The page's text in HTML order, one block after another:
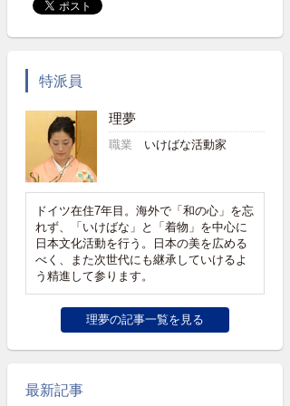
特派員
理夢
職業 いけばな活動家
ドイツ在住7年目。海外で「和の心」を忘
れず、「いけばな」と「着物」を中心に
日本文化活動を行う。日本の美を広める
べく、また次世代にも継承していけるよ
う精進して参ります。
理夢の記事一覧を見る
最新記事